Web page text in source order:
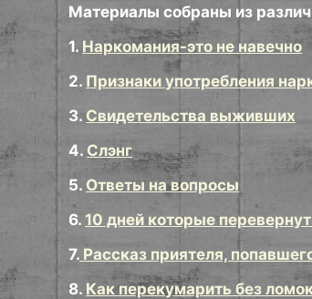
Материалы собраны из
1. Наркомания-это не навечно
2. Признаки употребления
3. Свидетельства выживших
4. Слэнг
5. Ответы на вопросы
6. 10 дней которые
7. Рассказ приятеля,
8. Как перекумарить без